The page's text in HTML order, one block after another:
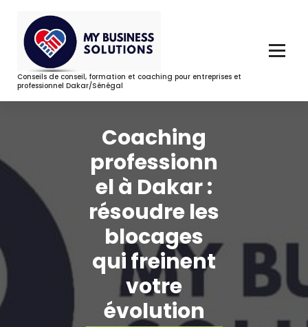
contenu
Conseils de conseil, formation et coaching pour entreprises et
professionnel Dakar/Sénégal
Coaching
professionn
el à Dakar :
résoudre les
blocages
qui freinent
votre
évolution